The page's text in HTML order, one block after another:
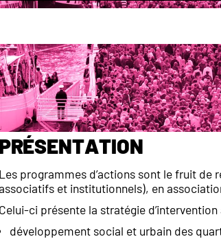
Présentation
Les programmes d’actions sont le fruit de
et institutionnels), en
Celui-ci présente la stratégie d’intervention
développement social et urbain des